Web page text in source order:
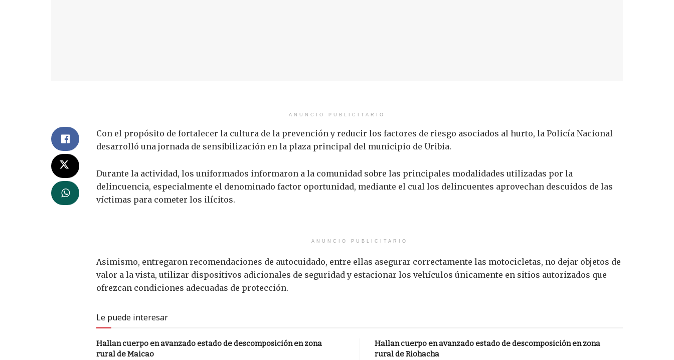
ANUNCIO PUBLICITARIO
Con el propósito de fortalecer la cultura de la prevención y reducir los factores de riesgo asociados al hurto, la Policía Nacional
desarrolló una jornada de sensibilización en la plaza principal del municipio de Uribia.
Durante la actividad, los uniformados informaron a la comunidad sobre las principales modalidades utilizadas por la
delincuencia, especialmente el denominado factor oportunidad, mediante el cual los delincuentes aprovechan descuidos de las
víctimas para cometer los ilícitos.
ANUNCIO PUBLICITARIO
Asimismo, entregaron recomendaciones de autocuidado, entre ellas asegurar correctamente las motocicletas, no dejar objetos de
valor a la vista, utilizar dispositivos adicionales de seguridad y estacionar los vehículos únicamente en sitios autorizados que
ofrezcan condiciones adecuadas de protección.
Le puede interesar
Hallan cuerpo en avanzado estado de descomposición en zona
rural de Maicao
Hallan cuerpo en avanzado estado de descomposición en zona
rural de Riohacha